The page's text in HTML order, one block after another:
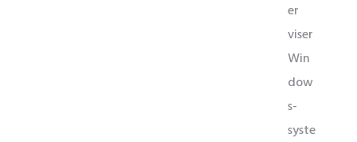
er
viser
Win
dow
s-
syste